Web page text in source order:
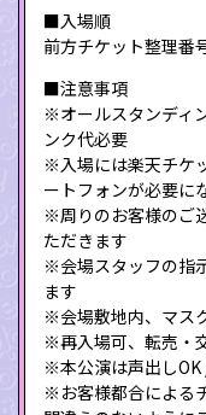
■入場順
前方チケット整理
■注意事項
※オールスタンディ
ンク代必要
※入場には楽天チケ
ートフォンが必要に
※周りのお客様のご
ただきます
※会場スタッフの指
ます
※会場敷地内、マス
※再入場可、転売・
※本公演は声出しOK
※お客様都合による